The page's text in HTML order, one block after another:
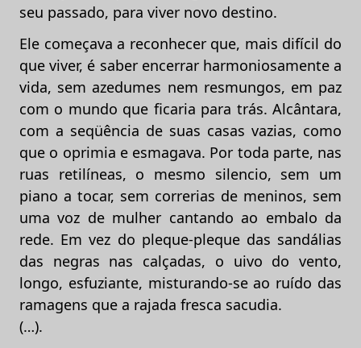
seu passado, para viver novo destino.
Ele começava a reconhecer que, mais difícil do
que viver, é saber encerrar harmoniosamente a
vida, sem azedumes nem resmungos, em paz
com o mundo que ficaria para trás. Alcântara,
com a seqüência de suas casas vazias, como
que o oprimia e esmagava. Por toda parte, nas
ruas retilíneas, o mesmo silencio, sem um
piano a tocar, sem correrias de meninos, sem
uma voz de mulher cantando ao embalo da
rede. Em vez do pleque-pleque das sandálias
das negras nas calçadas, o uivo do vento,
longo, esfuziante, misturando-se ao ruído das
ramagens que a rajada fresca sacudia.
(…).